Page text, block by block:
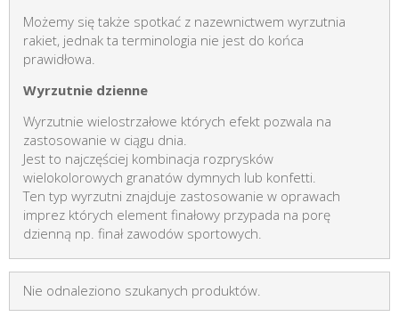
Możemy się także spotkać z nazewnictwem wyrzutnia
rakiet, jednak ta terminologia nie jest do końca
prawidłowa.
Wyrzutnie dzienne
Wyrzutnie wielostrzałowe których efekt pozwala na
zastosowanie w ciągu dnia.
Jest to najczęściej kombinacja rozprysków
wielokolorowych granatów dymnych lub konfetti.
Ten typ wyrzutni znajduje zastosowanie w oprawach
imprez których element finałowy przypada na porę
dzienną np. finał zawodów sportowych.
Nie odnaleziono szukanych produktów.